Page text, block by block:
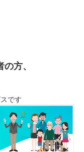
方、
です